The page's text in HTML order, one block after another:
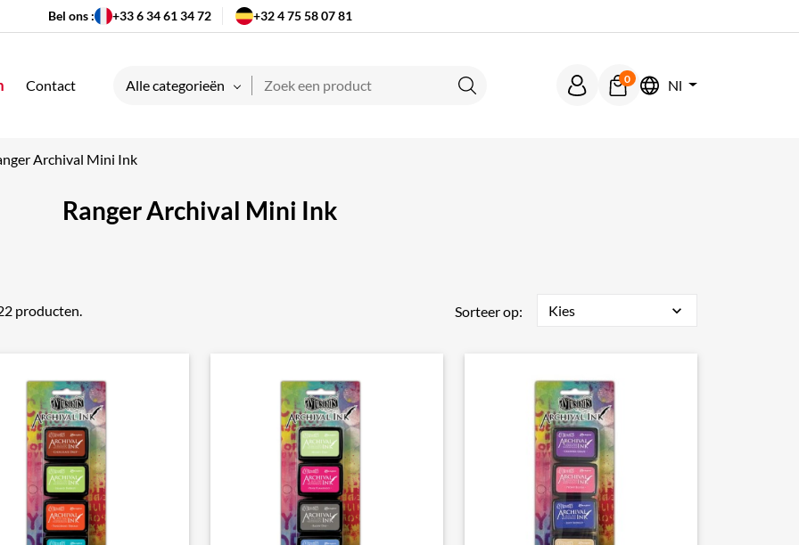
Bel ons : +33 6 34 61 34 72 +32 4 75 58 07 81
Contact Alle categorieën
Zoeken
0 Nl
Archival Mini Ink
Ranger Archival Mini Ink
producten. Sorteer op: Kies expand_more